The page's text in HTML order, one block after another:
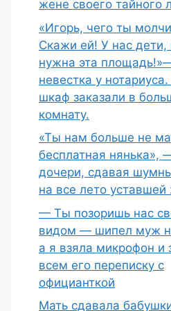
жене своего тайного
«Игорь, чего ты
Скажи ей! У нас дети,
нужна эта
невестка у
шкаф заказали в
комнату.
«Ты нам больше не
бесплатная нянька»,
дочери, сдавая
на все лето
— Ты позоришь нас
видом — шипел муж
а я взяла микрофон и
всем его переписку с
официанткой
Мать сдавала